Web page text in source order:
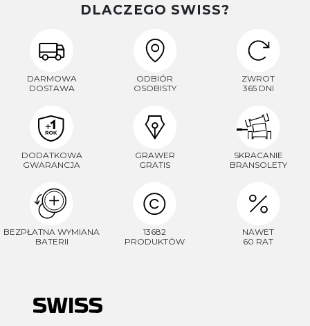
DLACZEGO SWISS?
DARMOWA
DOSTAWA
ODBIÓR
OSOBISTY
ZWROT
365 DNI
DODATKOWA
GWARANCJA
GRAWER
GRATIS
SKRACANIE
BRANSOLETY
BEZPŁATNA WYMIANA
BATERII
13682
PRODUKTÓW
NAWET
60 RAT